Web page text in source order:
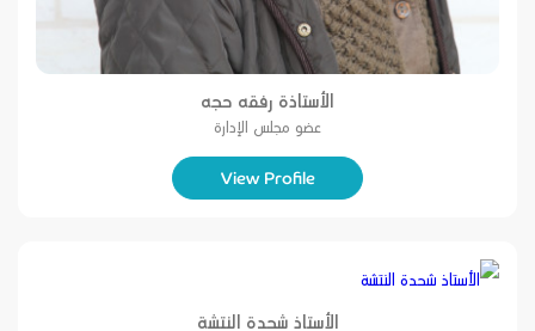
الأستاذة رفقه حجه
عضو مجلس الإدارة
View Profile
الأستاذ شحدة النتشة